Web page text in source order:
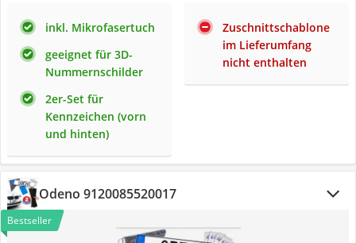
inkl. Mikrofasertuch
geeignet für 3D-
Nummernschilder
2er-Set für
Kennzeichen (vorn
und hinten)
Zuschnittschablone
im Lieferumfang
nicht enthalten
Odeno 9120085520017
Bestseller